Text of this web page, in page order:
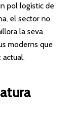
pol logístic de
el sector no
la seva
moderns que